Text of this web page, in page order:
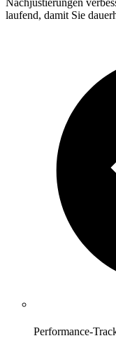
laufend, damit Sie
Performance-